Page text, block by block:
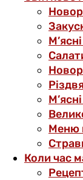
Меню
Коли час